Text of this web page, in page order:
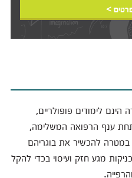
>
הינם לימודים פופולריים,
תחת ענף הרפואה המשלימה,
במטרה להכשיר את בוגריהם
מגע חזק ועיסוי בכדי להקל